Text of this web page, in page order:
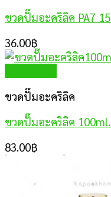
ขวดปั๊มอะคริลิค PA7
36.00฿
ขวดปั๊มอะคริลิค
ขวดปั๊มอะคริลิค
83.00฿